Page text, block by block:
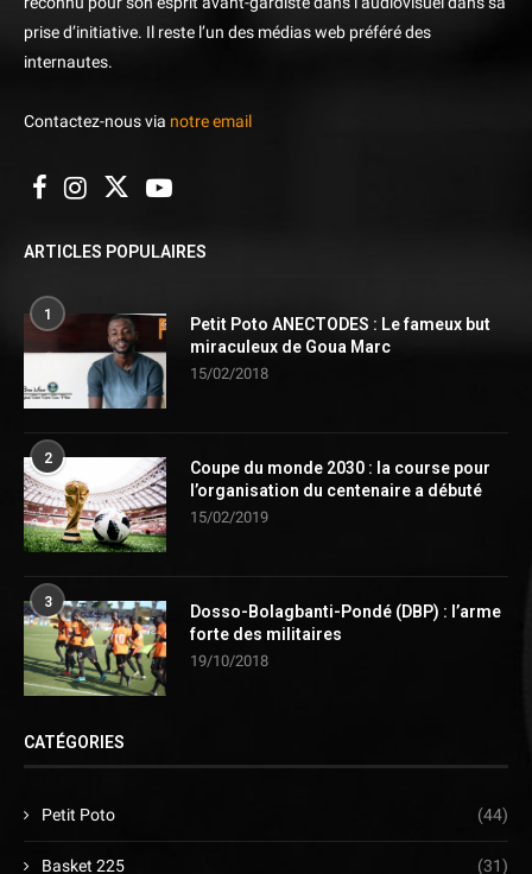
prise d’initiative. Il reste l’un des médias web préféré des
internautes.
Contactez-nous via notre email
ARTICLES POPULAIRES
1
Petit Poto ANECTODES : Le fameux but
miraculeux de Goua Marc
15/02/2018
2
Coupe du monde 2030 : la course pour
l’organisation du centenaire a débuté
15/02/2019
3
Dosso-Bolagbanti-Pondé (DBP) : l’arme
forte des militaires
19/10/2018
CATÉGORIES
Petit Poto (44)
Basket 225 (31)